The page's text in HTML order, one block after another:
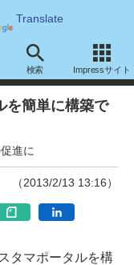
Translate
検索 Impressサイト
を簡単に構築で
進に
（2013/2/13 13:16）
タマポータルを構